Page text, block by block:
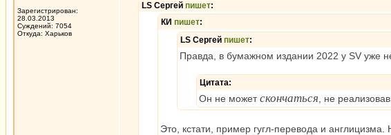
Зарегистрирован:
28.03.2013
Суждений: 7054
Откуда: Харьков
LS Сергей пишет:
КИ пишет:
LS Сергей пишет:
Правда, в бумажном издании 2022 у SV уже
Цитата:
Он не можетскончаться , не
Это, кстати, пример гугл-перевода и